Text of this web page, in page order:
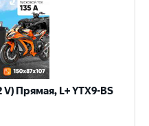
V) Прямая, L+ YTX9-BS